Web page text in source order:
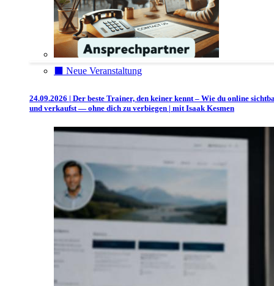
⬛️ Neue Veranstaltung
24.09.2026 | Der beste Trainer, den keiner kennt – Wie du online
und verkaufst — ohne dich zu verbiegen | mit Isaak Kesmen